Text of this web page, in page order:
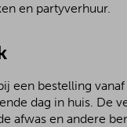
en partyverhuur.
een bestelling
dag in huis. De
afwas en andere